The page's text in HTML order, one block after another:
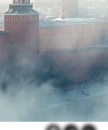
Наши
+7 995 625
Офис Горного
Москва, м.